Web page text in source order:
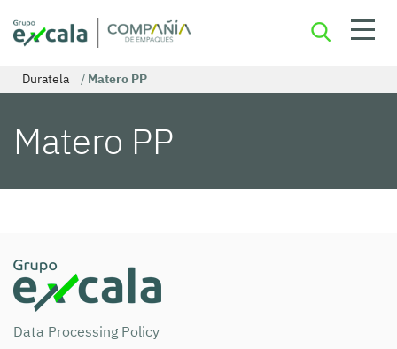
Duratela / Matero PP
Matero PP
Data Processing Policy